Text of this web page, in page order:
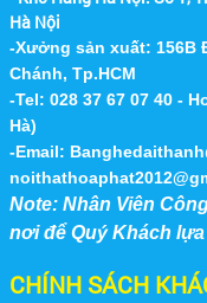
Hà Nội
-Xưởng sản xuất: 156B
Chánh, Tp.HCM
-Tel: 028 37 67 07 40 -
Hà)
-Email:
Note: Nhân Viên
nơi để Quý Khách
CHÍNH SÁCH